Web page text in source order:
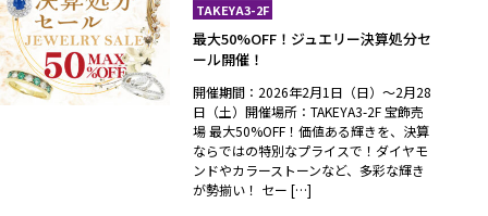
TAKEYA3-2F
最大50%OFF！ジュエリー決算処分セ
ール開催！
開催期間：2026年2月1日（日）～2月28
日（土）開催場所：TAKEYA3-2F 宝飾売
場 最大50%OFF！価値ある輝きを、決算
ならではの特別なプライスで！ダイヤモ
ンドやカラーストーンなど、多彩な輝き
が勢揃い！ セー […]